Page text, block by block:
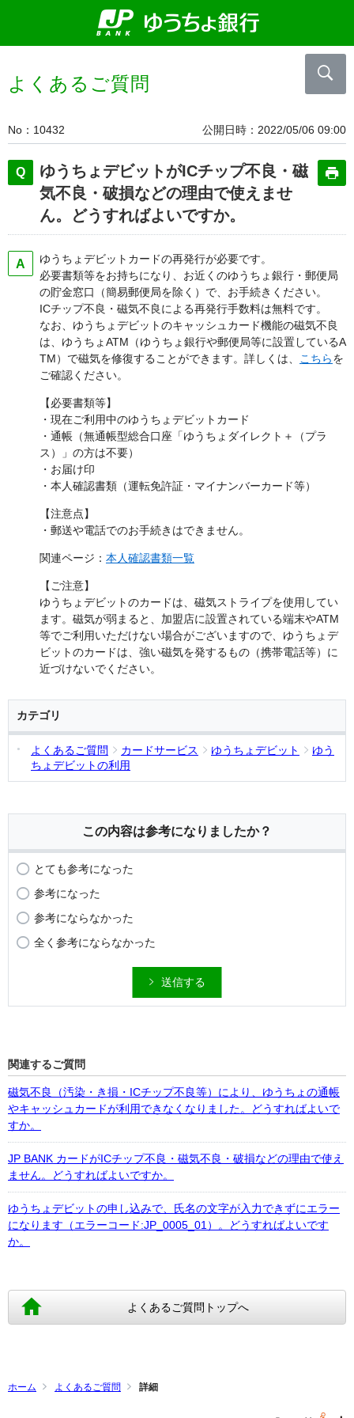
よくあるご質問
No 10432 公開日時 2022/05/06 09:00
ゆうちょデビットがICチップ不良・磁
気不良・破損などの理由で使えませ
ん。どうすればよいですか。
ゆうちょデビットカードの再発行が必要です。
必要書類等をお持ちになり、お近くのゆうちょ銀行・郵便局
の貯金窓口（簡易郵便局を除く）で、お手続きください。
ICチップ不良・磁気不良による再発行手数料は無料です。
なお、ゆうちょデビットのキャッシュカード機能の磁気不良
は、ゆうちょATM（ゆうちょ銀行や郵便局等に設置しているA
TM）で磁気を修復することができます。詳しくは、
こちらを
ご確認ください。
【必要書類等】
・現在ご利用中のゆうちょデビットカード
・通帳（無通帳型総合口座「ゆうちょダイレクト＋（プラ
ス）」の方は不要）
・お届け印
・本人確認書類（運転免許証・マイナンバーカード等）
【注意点】
・郵送や電話でのお手続きはできません。
関連ページ： 本人確認書類一覧
【ご注意】
ゆうちょデビットのカードは、磁気ストライプを使用してい
ます。磁気が弱まると、加盟店に設置されている端末やATM
等でご利用いただけない場合がございますので、ゆうちょデ
ビットのカードは、強い磁気を発するもの（携帯電話等）に
近づけないでください。
カテゴリ
よくあるご質問 カードサービス ゆうちょデビット
ゆう
ちょデビットの利用
この内容は参考になりましたか？
とても参考になった
参考になった
参考にならなかった
全く参考にならなかった
送信する
関連するご質問
磁気不良（汚染・き損・ICチップ不良等）により、ゆうちょの通帳
やキャッシュカードが利用できなくなりました。どうすればよいで
すか。
JP BANK カードがICチップ不良・磁気不良・破損などの理由で使え
ません。どうすればよいですか。
ゆうちょデビットの申し込みで、氏名の文字が入力できずにエラー
になります（エラーコード:JP_0005_01）。どうすればよいです
か。
よくあるご質問トップへ
ホーム よくあるご質問 詳細